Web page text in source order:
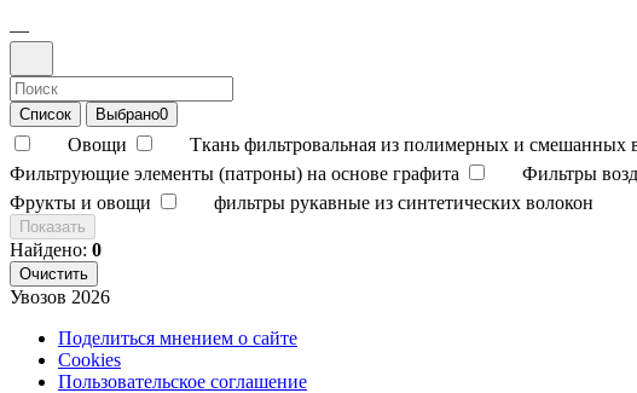
—
Список Выбрано0
Овощи Ткань фильтровальная из полимерных и смешанных
Фильтрующие элементы (патроны) на основе графита
Фильтры
Фрукты и овощи
фильтры рукавные из синтетических волокон
Показать
Найдено: 0
Очистить
Увозов 2026
Поделиться мнением о сайте
Cookies
Пользовательское соглашение